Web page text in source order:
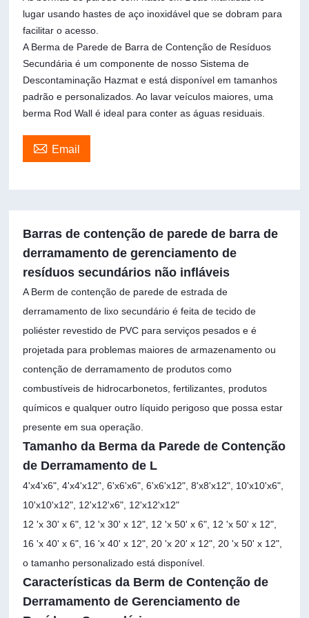
lugar usando hastes de aço inoxidável que se dobram para
facilitar o acesso.
A Berma de Parede de Barra de Contenção de Resíduos
Secundária é um componente de nosso Sistema de
Descontaminação Hazmat e está disponível em tamanhos
padrão e personalizados. Ao lavar veículos maiores, uma
berma Rod Wall é ideal para conter as águas residuais.
 Email
Barras de contenção de parede de barra de
derramamento de gerenciamento de
resíduos secundários não infláveis
A Berm de contenção de parede de estrada de
derramamento de lixo secundário é feita de tecido de
poliéster revestido de PVC para serviços pesados ​​e é
projetada para problemas maiores de armazenamento ou
contenção de derramamento de produtos como
combustíveis de hidrocarbonetos, fertilizantes, produtos
químicos e qualquer outro líquido perigoso que possa estar
presente em sua operação.
Tamanho da Berma da Parede de Contenção
de Derramamento de L
4'x4'x6", 4'x4'x12", 6'x6'x6", 6'x6'x12", 8'x8'x12", 10'x10'x6",
10'x10'x12", 12'x12'x6", 12'x12'x12"
12 'x 30' x 6", 12 'x 30' x 12", 12 'x 50' x 6", 12 'x 50' x 12",
16 'x 40' x 6", 16 'x 40' x 12", 20 'x 20' x 12", 20 'x 50' x 12",
o tamanho personalizado está disponível.
Características da Berm de Contenção de
Derramamento de Gerenciamento de